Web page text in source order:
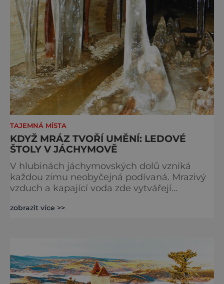
TAJEMNÁ MÍSTA
KDYŽ MRÁZ TVOŘÍ UMĚNÍ: LEDOVÉ
ŠTOLY V JÁCHYMOVĚ
V hlubinách jáchymovských dolů vzniká
každou zimu neobyčejná podívaná. Mrazivý
vzduch a kapající voda zde vytvářejí
křišťálové sochy. Toto jedinečné „ledové
zobrazit více >>